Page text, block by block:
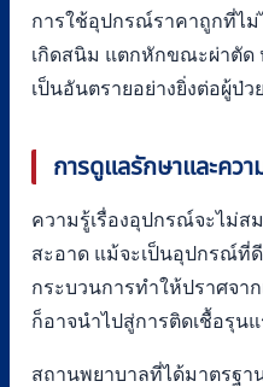
การใช้อุปกรณ์ราคาถูกที่ไม่
เกิดสนิม แตกหักขณะผ่าตัด
เป็นอันตรายอย่างยิ่งต่อผู้ป่วย
การดูแลรักษาและคว
ความรู้เรื่องอุปกรณ์จะไม่ส
สะอาด แม้จะเป็นอุปกรณ์ที่
กระบวนการทำให้ปราศจา
ก็อาจนำไปสู่การติดเชื้อรุนแ
สถานพยาบาลที่ได้มาตรฐา